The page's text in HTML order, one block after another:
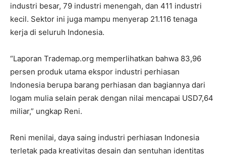
industri besar, 79 industri menengah, dan 411 industri
kecil. Sektor ini juga mampu menyerap 21.116 tenaga
kerja di seluruh Indonesia.
“Laporan Trademap.org memperlihatkan bahwa 83,96
persen produk utama ekspor industri perhiasan
Indonesia berupa barang perhiasan dan bagiannya dari
logam mulia selain perak dengan nilai mencapai USD7,64
miliar,” ungkap Reni.
Reni menilai, daya saing industri perhiasan Indonesia
terletak pada kreativitas desain dan sentuhan identitas